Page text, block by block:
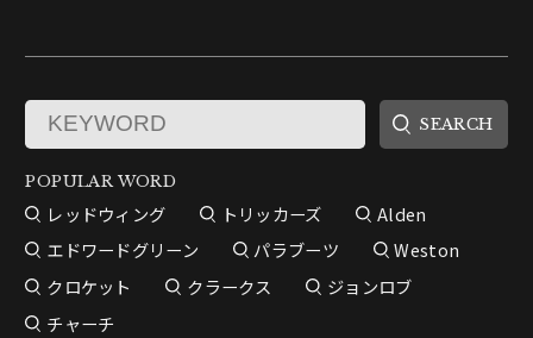
POPULAR WORD
レッドウィング トリッカーズ
Alden
エドワードグリーン
パラブーツ
Weston
クロケット
クラークス
ジョンロブ
チャーチ